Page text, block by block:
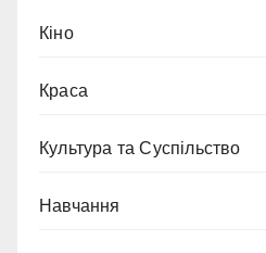
Кіно
Краса
Культура та Суспільство
Навчання